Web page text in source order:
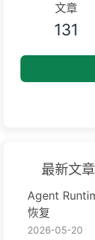
文章
131
最新文章
Agent
恢复
2026-05-20